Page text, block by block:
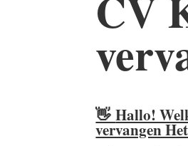
👋Hallo!
vervangen